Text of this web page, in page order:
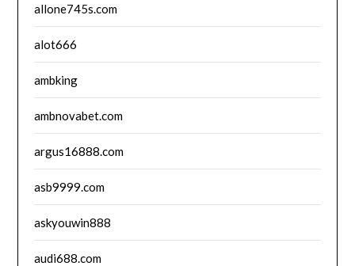
allone745s.com
alot666
ambking
ambnovabet.com
argus16888.com
asb9999.com
askyouwin888
audi688.com